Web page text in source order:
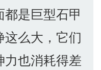
是巨型石甲
么大，它们
也消耗得差